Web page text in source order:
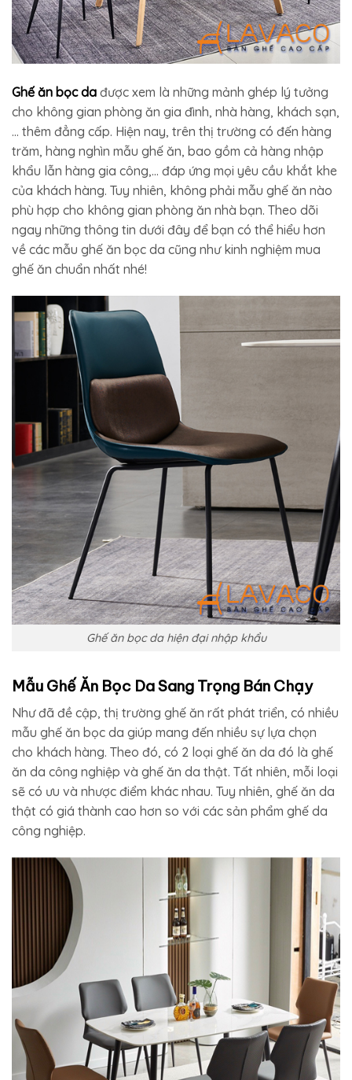
Ghế ăn bọc da được xem là những mảnh ghép lý tưởng
cho không gian phòng ăn gia đình, nhà hàng, khách sạn,
… thêm đẳng cấp. Hiện nay, trên thị trường có đến hàng
trăm, hàng nghìn mẫu ghế ăn, bao gồm cả hàng nhập
khẩu lẫn hàng gia công,… đáp ứng mọi yêu cầu khắt khe
của khách hàng. Tuy nhiên, không phải mẫu ghế ăn nào
phù hợp cho không gian phòng ăn nhà bạn. Theo dõi
ngay những thông tin dưới đây để bạn có thể hiểu hơn
về các mẫu ghế ăn bọc da cũng như kinh nghiệm mua
ghế ăn chuẩn nhất nhé!
Ghế ăn bọc da hiện đại nhập khẩu
Mẫu Ghế Ăn Bọc Da Sang Trọng Bán Chạy
Như đã đề cập, thị trường ghế ăn rất phát triển, có nhiều
mẫu ghế ăn bọc da giúp mang đến nhiều sự lựa chọn
cho khách hàng. Theo đó, có 2 loại ghế ăn da đó là ghế
ăn da công nghiệp và ghế ăn da thật. Tất nhiên, mỗi loại
sẽ có ưu và nhược điểm khác nhau. Tuy nhiên, ghế ăn da
thật có giá thành cao hơn so với các sản phẩm ghế da
công nghiệp.